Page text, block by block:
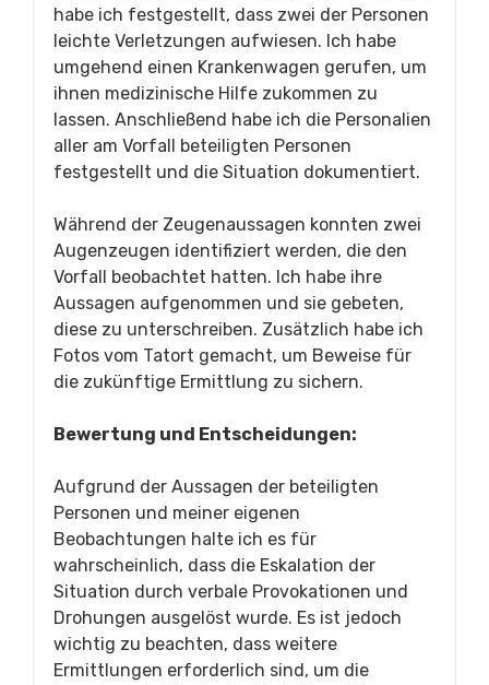
habe ich festgestellt, dass zwei der Personen
leichte Verletzungen aufwiesen. Ich habe
umgehend einen Krankenwagen gerufen, um
ihnen medizinische Hilfe zukommen zu
lassen. Anschließend habe ich die Personalien
aller am Vorfall beteiligten Personen
festgestellt und die Situation dokumentiert.
Während der Zeugenaussagen konnten zwei
Augenzeugen identifiziert werden, die den
Vorfall beobachtet hatten. Ich habe ihre
Aussagen aufgenommen und sie gebeten,
diese zu unterschreiben. Zusätzlich habe ich
Fotos vom Tatort gemacht, um Beweise für
die zukünftige Ermittlung zu sichern.
Bewertung und Entscheidungen:
Aufgrund der Aussagen der beteiligten
Personen und meiner eigenen
Beobachtungen halte ich es für
wahrscheinlich, dass die Eskalation der
Situation durch verbale Provokationen und
Drohungen ausgelöst wurde. Es ist jedoch
wichtig zu beachten, dass weitere
Ermittlungen erforderlich sind, um die